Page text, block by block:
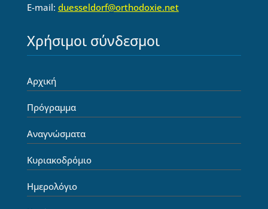
E-mail: duesseldorf@orthodoxie.net
Χρήσιμοι σύνδεσμοι
Αρχική
Πρόγραμμα
Αναγνώσματα
Κυριακοδρόμιο
Ημερολόγιο